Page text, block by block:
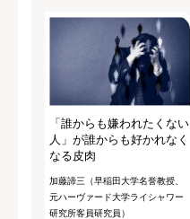
「誰からも嫌われたくない
人」が誰からも好かれなく
なる皮肉
加藤諦三（早稲田大学名誉教授、
元ハーヴァード大学ライシャワー
研究所客員研究員）